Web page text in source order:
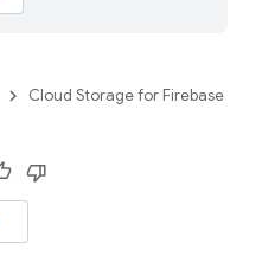
Cloud Storage for Firebase